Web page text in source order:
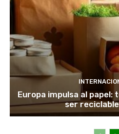
Europa impulsa al papel:
ser